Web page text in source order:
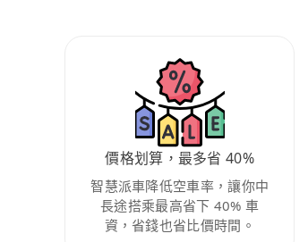
價格划算，最多省 40%
智慧派車降低空車率，讓你中
長途搭乘最高省下 40% 車
資，省錢也省比價時間。